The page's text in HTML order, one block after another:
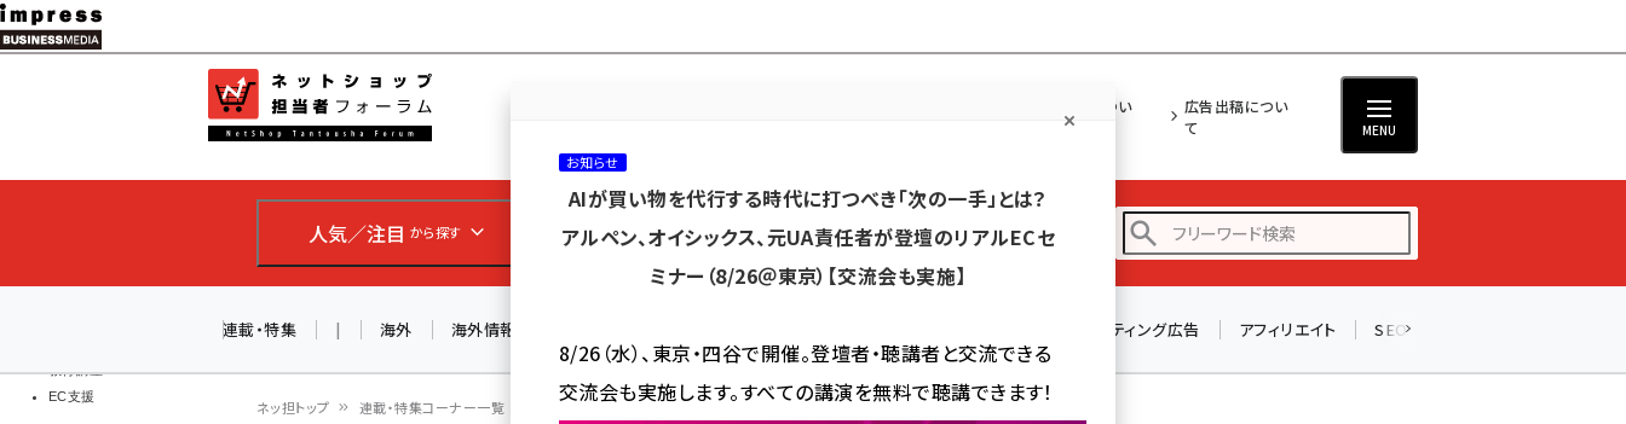
メ
イ
ン
ツ
移
教育講座
EC支援
ネッ担につい
広告出稿につい
て
MENU
人気／注目 から探す カテゴリ／種別 から探す セミナー／イベント から探す
連載・特集 | 海外 海外情報 リスティング広告 アフィリエイト SEO
ネッ担トップ 連載・特集コーナー一覧 読者プレゼント 「調査データで見るEC 2022年版」PDF無料ダウンロード
お知らせ
AIが買い物を代行する時代に打つべき「次の一手」とは？
アルペン、オイシックス、元UA責任者が登壇のリアルECセ
ミナー（8/26＠東京）【交流会も実施】
8/26（水）、東京・四谷で開催。登壇者・聴講者と交流できる
交流会も実施します。すべての講演を無料で聴講できます！